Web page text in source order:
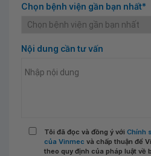
Chọn bệnh viện gần bạn nhất*
Nội dung cần tư vấn
Tôi đã đọc và đồng ý với Chính
của Vinmec và chấp thuận để
theo quy định của pháp luật về